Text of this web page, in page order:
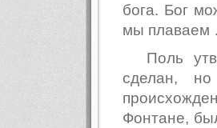
бога. Бог
мы плаваем
Поль
сделан,
Фонтане,